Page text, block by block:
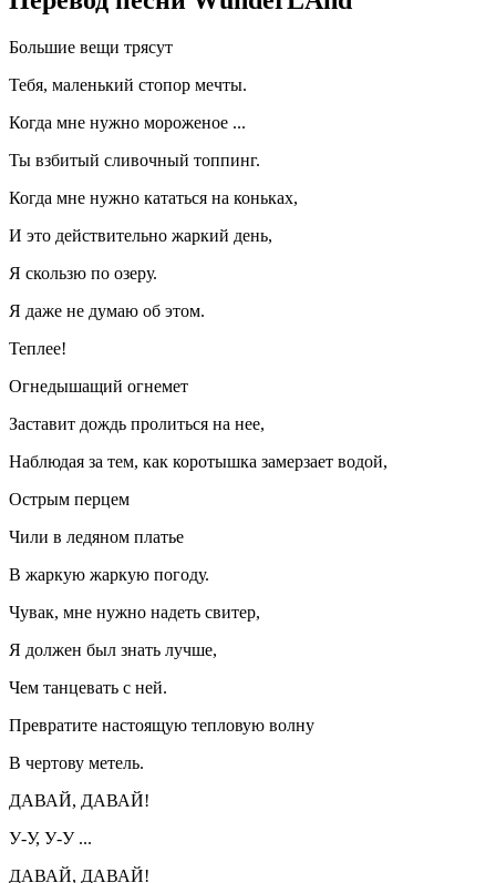
Большие вещи трясут
Тебя, маленький стопор мечты.
Когда мне нужно мороженое ...
Ты взбитый сливочный топпинг.
Когда мне нужно кататься на коньках,
И это действительно жаркий день,
Я скользю по озеру.
Я даже не думаю об этом.
Теплее!
Огнедышащий огнемет
Заставит дождь пролиться на нее,
Наблюдая за тем, как коротышка замерзает водой,
Острым перцем
Чили в ледяном платье
В жаркую жаркую погоду.
Чувак, мне нужно надеть свитер,
Я должен был знать лучше,
Чем танцевать с ней.
Превратите настоящую тепловую волну
В чертову метель.
ДАВАЙ, ДАВАЙ!
У-У, У-У ...
ДАВАЙ, ДАВАЙ!